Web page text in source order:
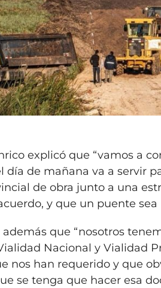
explicó que “vamos a
día de mañana va a servir
de obra junto a una
y que un puente
que “nosotros
Nacional y Vialidad
nos han requerido y que
se tenga que hacer esa